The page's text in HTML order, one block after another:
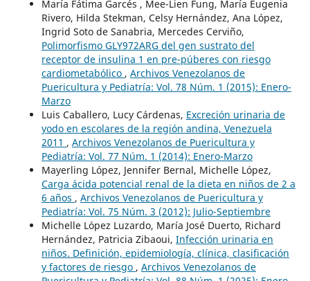
María Fátima Garcés , Mee-Lien Fung, María Eugenia
Rivero, Hilda Stekman, Celsy Hernández, Ana López,
Ingrid Soto de Sanabria, Mercedes Cerviño,
Polimorfismo GLY972ARG del gen sustrato del
receptor de insulina 1 en pre-púberes con riesgo
cardiometabólico , Archivos Venezolanos de
Puericultura y Pediatría: Vol. 78 Núm. 1 (2015): Enero-
Marzo
Luis Caballero, Lucy Cárdenas, Excreción urinaria de
yodo en escolares de la región andina, Venezuela
2011 , Archivos Venezolanos de Puericultura y
Pediatría: Vol. 77 Núm. 1 (2014): Enero-Marzo
Mayerling López, Jennifer Bernal, Michelle López,
Carga ácida potencial renal de la dieta en niños de 2 a
6 años , Archivos Venezolanos de Puericultura y
Pediatría: Vol. 75 Núm. 3 (2012): Julio-Septiembre
Michelle López Luzardo, María José Duerto, Richard
Hernández, Patricia Zibaoui, Infección urinaria en
niños. Definición, epidemiología, clínica, clasificación
y factores de riesgo , Archivos Venezolanos de